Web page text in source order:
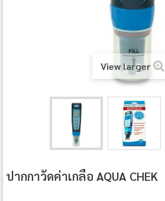
View larger
ปากกาวัดค่าเกลือ AQUA CHEK